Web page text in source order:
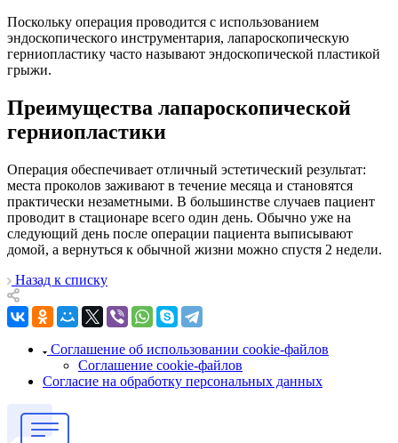
Поскольку операция проводится с использованием
эндоскопического инструментария, лапароскопическую
герниопластику часто называют эндоскопической пластикой
грыжи.
Преимущества лапароскопической
герниопластики
Операция обеспечивает отличный эстетический результат:
места проколов заживают в течение месяца и становятся
практически незаметными. В большинстве случаев пациент
проводит в стационаре всего один день. Обычно уже на
следующий день после операции пациента выписывают
домой, а вернуться к обычной жизни можно спустя 2 недели.
Назад к списку
Соглашение об использовании cookie-файлов
Соглашение cookie-файлов
Согласие на обработку персональных данных